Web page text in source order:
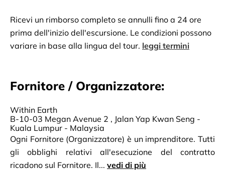
Ricevi un rimborso completo se annulli fino a 24 ore
prima dell'inizio dell'escursione. Le condizioni possono
variare in base alla lingua del tour. leggi termini
Fornitore / Organizzatore:
Within Earth
B-10-03 Megan Avenue 2 , Jalan Yap Kwan Seng -
Kuala Lumpur - Malaysia
Ogni Fornitore (Organizzatore) è un imprenditore. Tutti
gli obblighi relativi all'esecuzione del contratto
ricadono sul Fornitore. Il... vedi di più